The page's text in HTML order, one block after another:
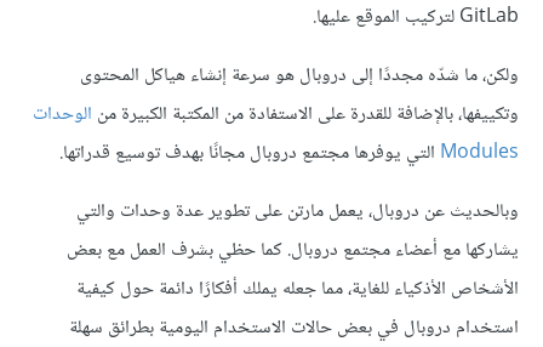
GitLab لتركيب الموقع عليها.
ولكن، ما شدّه مجددًا إلى دروبال هو سرعة إنشاء هياكل المحتوى
وتكييفها، بالإضافة للقدرة على الاستفادة من المكتبة الكبيرة من الوحدات
Modules التي يوفرها مجتمع دروبال مجانًا بهدف توسيع قدراتها.
وبالحديث عن دروبال، يعمل مارتن على تطوير عدة وحدات والتي
يشاركها مع أعضاء مجتمع دروبال. كما حظي بشرف العمل مع بعض
الأشخاص الأذكياء للغاية، مما جعله يملك أفكارًا دائمة حول كيفية
استخدام دروبال في بعض حالات الاستخدام اليومية بطرائق سهلة